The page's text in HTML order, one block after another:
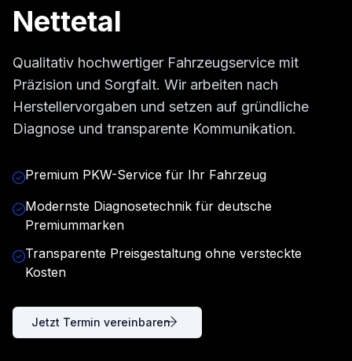
Nettetal
Qualitativ hochwertiger Fahrzeugservice mit
Präzision und Sorgfalt. Wir arbeiten nach
Herstellervorgaben und setzen auf gründliche
Diagnose und transparente Kommunikation.
Premium PKW-Service für Ihr Fahrzeug
Modernste Diagnosetechnik für deutsche
Premiummarken
Transparente Preisgestaltung ohne versteckte
Kosten
Jetzt Termin vereinbaren